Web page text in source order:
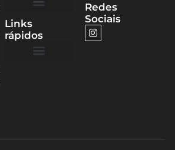
Links
rápidos
Redes
Sociais